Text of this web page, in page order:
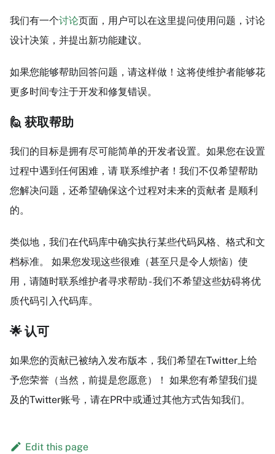
我们有一个讨论页面，用户可以在这里提问使用问题，讨论
设计决策，并提出新功能建议。
如果您能够帮助回答问题，请这样做！这将使维护者能够花
更多时间专注于开发和修复错误。
🙋 获取帮助
我们的目标是拥有尽可能简单的开发者设置。如果您在设置
过程中遇到任何困难，请 联系维护者！我们不仅希望帮助
您解决问题，还希望确保这个过程对未来的贡献者 是顺利
的。
类似地，我们在代码库中确实执行某些代码风格、格式和文
档标准。 如果您发现这些很难（甚至只是令人烦恼）使
用，请随时联系维护者寻求帮助 - 我们不希望这些妨碍将优
质代码引入代码库。
🌟 认可
如果您的贡献已被纳入发布版本，我们希望在Twitter上给
予您荣誉（当然，前提是您愿意）！ 如果您有希望我们提
及的Twitter账号，请在PR中或通过其他方式告知我们。
Edit this page